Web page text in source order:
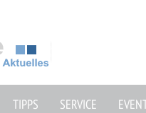
TIPPS SERVICE